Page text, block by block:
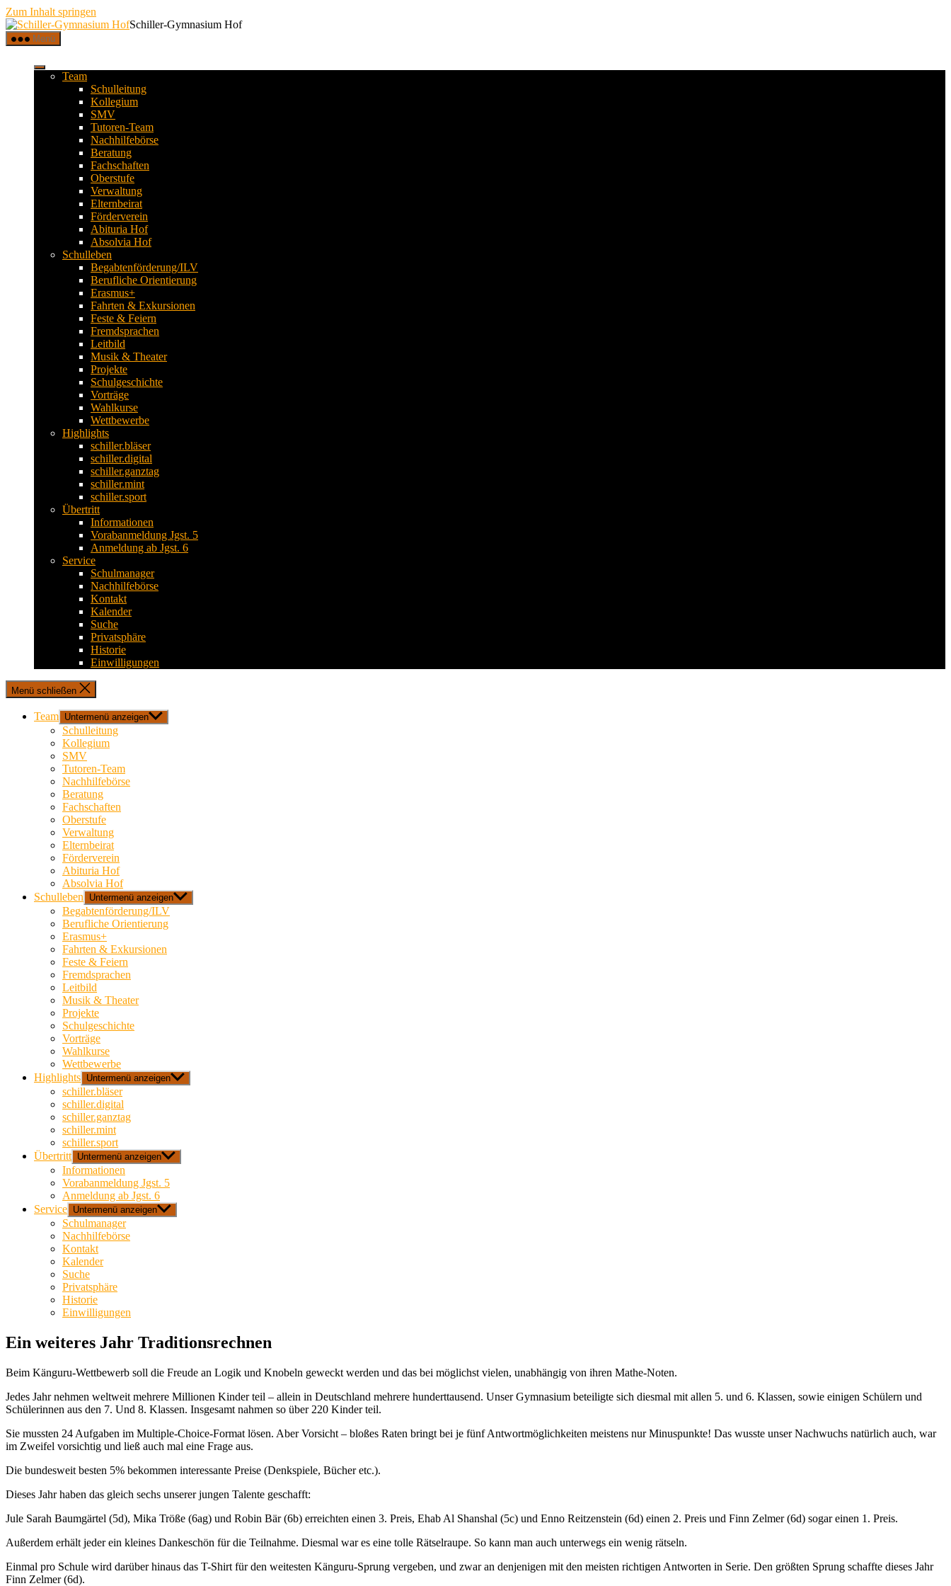
Zum Inhalt springen
Schiller-Gymnasium Hof
Menü
Team
Schulleitung
Kollegium
SMV
Tutoren-Team
Nachhilfebörse
Beratung
Fachschaften
Oberstufe
Verwaltung
Elternbeirat
Förderverein
Abituria Hof
Absolvia Hof
Schulleben
Begabtenförderung/ILV
Berufliche Orientierung
Erasmus+
Fahrten & Exkursionen
Feste & Feiern
Fremdsprachen
Leitbild
Musik & Theater
Projekte
Schulgeschichte
Vorträge
Wahlkurse
Wettbewerbe
Highlights
schiller.bläser
schiller.digital
schiller.ganztag
schiller.mint
schiller.sport
Übertritt
Informationen
Vorabanmeldung Jgst. 5
Anmeldung ab Jgst. 6
Service
Schulmanager
Nachhilfebörse
Kontakt
Kalender
Suche
Privatsphäre
Historie
Einwilligungen
Menü schließen
Team Untermenü anzeigen
Schulleitung
Kollegium
SMV
Tutoren-Team
Nachhilfebörse
Beratung
Fachschaften
Oberstufe
Verwaltung
Elternbeirat
Förderverein
Abituria Hof
Absolvia Hof
Schulleben
Untermenü anzeigen
Begabtenförderung/ILV
Berufliche Orientierung
Erasmus+
Fahrten & Exkursionen
Feste & Feiern
Fremdsprachen
Leitbild
Musik & Theater
Projekte
Schulgeschichte
Vorträge
Wahlkurse
Wettbewerbe
Highlights Untermenü anzeigen
schiller.bläser
schiller.digital
schiller.ganztag
schiller.mint
schiller.sport
Übertritt Untermenü anzeigen
Informationen
Vorabanmeldung Jgst. 5
Anmeldung ab Jgst. 6
Service Untermenü anzeigen
Schulmanager
Nachhilfebörse
Kontakt
Kalender
Suche
Privatsphäre
Historie
Einwilligungen
Ein weiteres Jahr Traditionsrechnen
Beim Känguru-Wettbewerb soll die Freude an Logik und Knobeln geweckt werden und das bei möglichst vielen, unabhängig von ihren Mathe-Noten.
Jedes Jahr nehmen weltweit mehrere Millionen Kinder teil – allein in Deutschland mehrere hunderttausend. Unser Gymnasium beteiligte sich diesmal mit allen 5. und 6. Klassen, sowie einigen Schülern und
Schülerinnen aus den 7. Und 8. Klassen. Insgesamt nahmen so über 220 Kinder teil.
Sie mussten 24 Aufgaben im Multiple-Choice-Format lösen. Aber Vorsicht – bloßes Raten bringt bei je fünf Antwortmöglichkeiten meistens nur Minuspunkte! Das wusste unser Nachwuchs natürlich auch, war
im Zweifel vorsichtig und ließ auch mal eine Frage aus.
Die bundesweit besten 5% bekommen interessante Preise (Denkspiele, Bücher etc.).
Dieses Jahr haben das gleich sechs unserer jungen Talente geschafft:
Jule Sarah Baumgärtel (5d), Mika Tröße (6ag) und Robin Bär (6b) erreichten einen 3. Preis, Ehab Al Shanshal (5c) und Enno Reitzenstein (6d) einen 2. Preis und Finn Zelmer (6d) sogar einen 1. Preis.
Außerdem erhält jeder ein kleines Dankeschön für die Teilnahme. Diesmal war es eine tolle Rätselraupe. So kann man auch unterwegs ein wenig rätseln.
Einmal pro Schule wird darüber hinaus das T-Shirt für den weitesten Känguru-Sprung vergeben, und zwar an denjenigen mit den meisten richtigen Antworten in Serie. Den größten Sprung schaffte dieses Jahr
Finn Zelmer (6d).